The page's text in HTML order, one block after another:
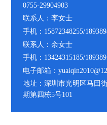
0755-29904903
联系人：李女士
手机：15872348255/
联系人：余女士
手机：13424315185/
电子邮箱：
地址：深圳市光明区马田
期第四栋5号101